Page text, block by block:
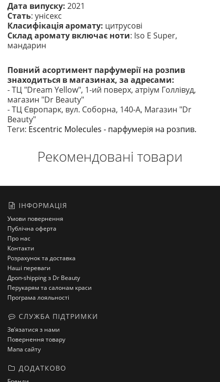
Дата випуску: 2021
Стать: унісекс
Класифікація аромату: цитрусові
Склад аромату включає ноти: Iso E Super,
мандарин
Повний асортимент парфумерії на розпив
знаходиться в магазинах, за адресами:
- ТЦ "Dream Yellow", 1-ий поверх, атріум Голлівуд,
магазин "Dr Beauty"
- ТЦ Європарк, вул. Соборна, 140-A, Магазин "Dr
Beauty"
Теги: Escentric Molecules - парфумерія на розпив.
Рекомендовані товари
ІНФОРМАЦІЯ
Умови повернення
Публічна оферта
Про нас
Контакти
Розрахунок та доставка
Наші переваги
Дроп-shipping з Dr Beauty
Перукарям та салонам краси
Програма лояльності
СЛУЖБА ПІДТРИМКИ
Зв’язатися з нами
Повернення товару
Мапа сайту
ДОДАТКОВО